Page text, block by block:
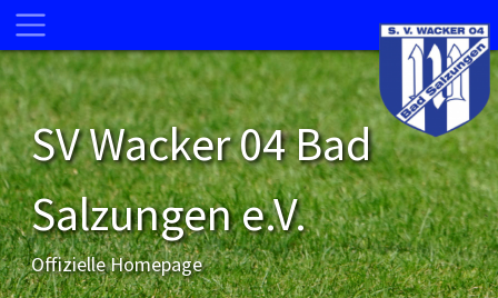
SV Wacker 04 Bad
Salzungen e.V.
Offizielle Homepage